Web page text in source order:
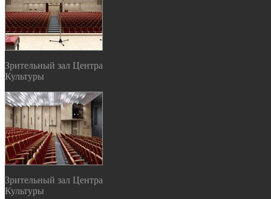
Зрительный зал Центра
Культуры
Зрительный зал Центра
Культуры